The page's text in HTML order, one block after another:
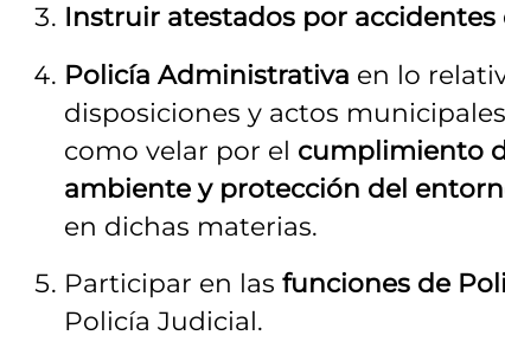
Instruir atestados por accidentes
Policía Administrativa en lo
disposiciones y actos municipales
como velar por el cumplimiento
ambiente y protección del
en dichas materias.
Participar en las funciones de
Policía Judicial.